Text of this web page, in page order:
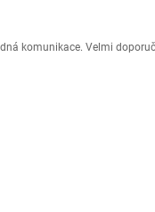
komunikace. Velmi